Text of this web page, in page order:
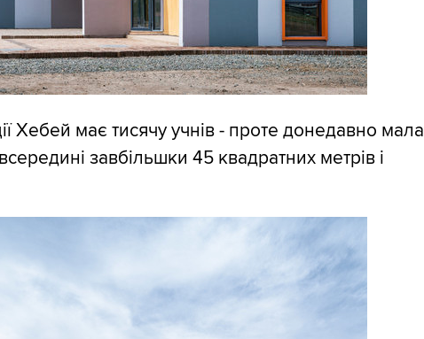
Хебей має тисячу учнів - проте донедавно мала
завбільшки 45 квадратних метрів і